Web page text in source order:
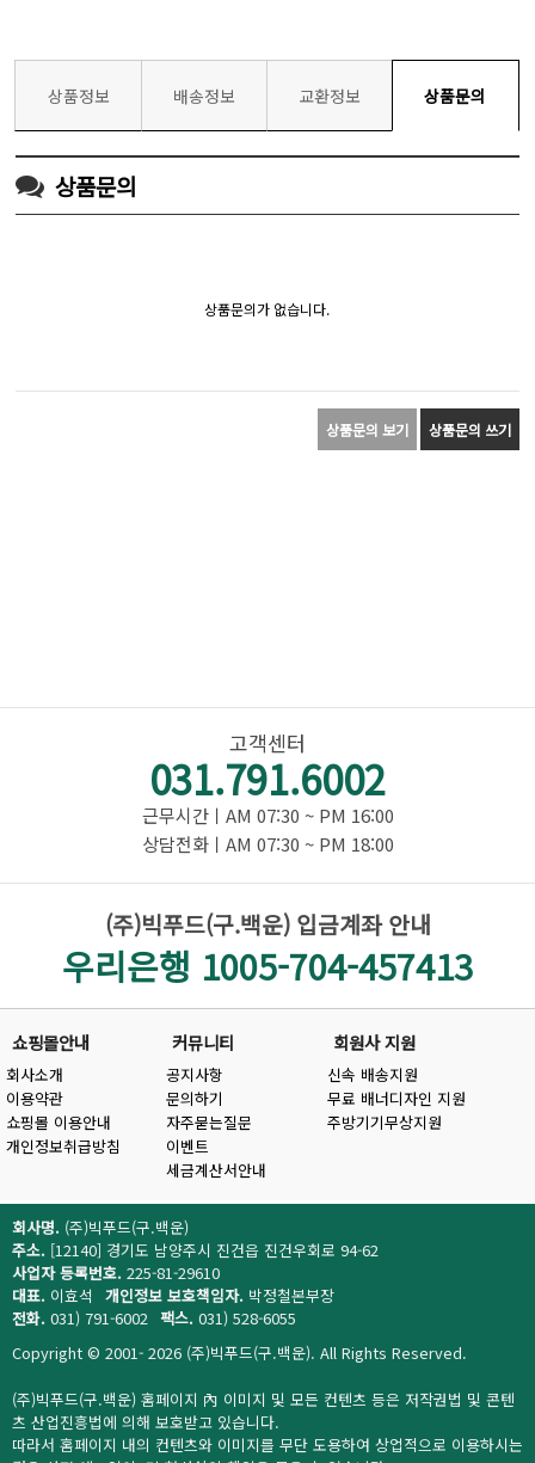
상품정보 배송정보 교환정보 상품문의
상품문의
상품문의가 없습니다.
상품문의 보기 상품문의 쓰기
고객센터
031.791.6002
근무시간ㅣAM 07:30 ~ PM 16:00
상담전화ㅣAM 07:30 ~ PM 18:00
(주)빅푸드(구.백운) 입금계좌 안내
우리은행 1005-704-457413
쇼핑몰안내
회사소개
이용약관
쇼핑몰 이용안내
개인정보취급방침
커뮤니티
공지사항
문의하기
자주묻는질문
이벤트
세금계산서안내
회원사 지원
신속 배송지원
무료 배너디자인 지원
주방기기무상지원
회사명. (주)빅푸드(구.백운)
주소. [12140] 경기도 남양주시 진건읍 진건우회로 94-62
사업자 등록번호. 225-81-29610
대표. 이효석 개인정보 보호책임자. 박정철본부장
전화. 031) 791-6002 팩스. 031) 528-6055
Copyright © 2001- 2026 (주)빅푸드(구.백운). All Rights Reserved.
(주)빅푸드(구.백운) 홈페이지 內 이미지 및 모든 컨텐츠 등은 저작권법 및 콘텐
츠 산업진흥법에 의해 보호받고 있습니다.
따라서 홈페이지 내의 컨텐츠와 이미지를 무단 도용하여 상업적으로 이용하시는